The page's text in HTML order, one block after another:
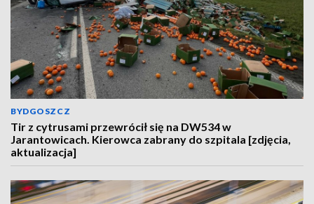
BYDGOSZCZ
Tir z cytrusami przewrócił się na DW534 w
Jarantowicach. Kierowca zabrany do szpitala [zdjęcia,
aktualizacja]